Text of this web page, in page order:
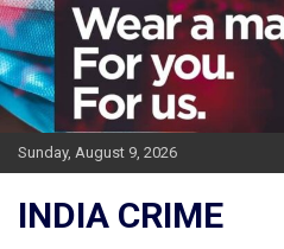
Skip
to
content
Sunday, August 9, 2026
INDIA CRIME